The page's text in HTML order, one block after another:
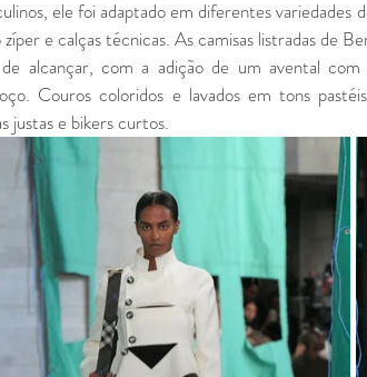
ele foi adaptado em diferentes variedades
zíper e calças técnicas. As camisas listradas de
alcançar, com a adição de um avental
Couros coloridos e lavados em tons
justas e bikers curtos.